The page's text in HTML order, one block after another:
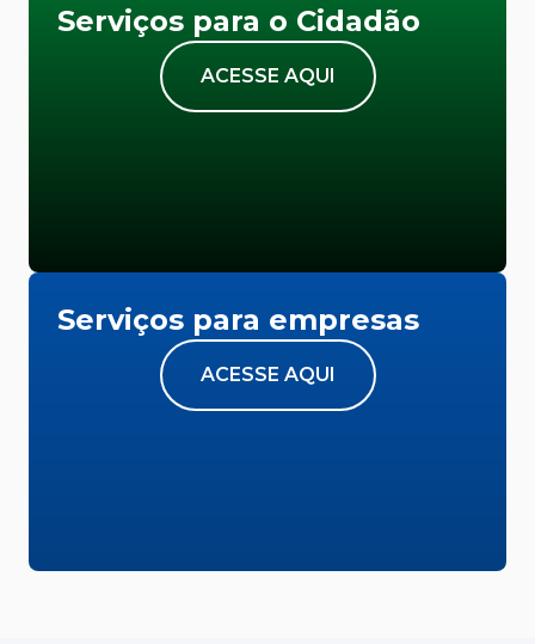
Serviços para o Cidadão
ACESSE AQUI
Serviços para empresas
ACESSE AQUI